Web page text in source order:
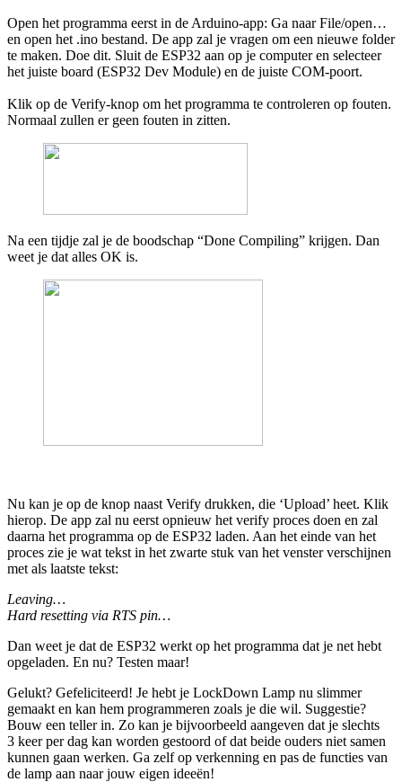
Open het programma eerst in de Arduino-app: Ga naar File/​open…
en open het .ino bestand. De app zal je vragen om een nieuwe folder
te maken. Doe dit. Sluit de ESP32 aan op je computer en selecteer
het juiste board (ESP32 Dev Module) en de juiste COM-poort.
Klik op de Verify-knop om het programma te controleren op fouten.
Normaal zullen er geen fouten in zitten.
Na een tijdje zal je de boodschap “Done Compiling” krijgen. Dan
weet je dat alles OK is.
Nu kan je op de knop naast Verify drukken, die ‘Upload’ heet. Klik
hierop. De app zal nu eerst opnieuw het verify proces doen en zal
daarna het programma op de ESP32 laden. Aan het einde van het
proces zie je wat tekst in het zwarte stuk van het venster verschijnen
met als laatste tekst:
Leaving…
Hard resetting via RTS pin…
Dan weet je dat de ESP32 werkt op het programma dat je net hebt
opgeladen. En nu? Testen maar!
Gelukt? Gefeliciteerd! Je hebt je LockDown Lamp nu slimmer
gemaakt en kan hem programmeren zoals je die wil. Suggestie?
Bouw een teller in. Zo kan je bijvoorbeeld aangeven dat je slechts
3 keer per dag kan worden gestoord of dat beide ouders niet samen
kunnen gaan werken. Ga zelf op verkenning en pas de functies van
de lamp aan naar jouw eigen ideeën!